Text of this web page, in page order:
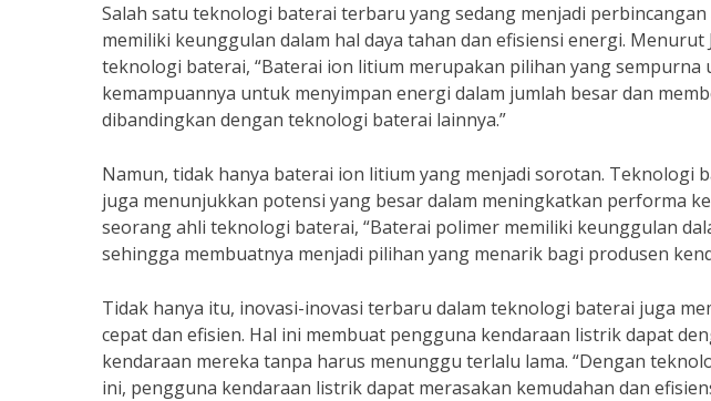
Salah satu teknologi baterai terbaru yang sedang menjadi
memiliki keunggulan dalam hal daya tahan dan efisiensi energi.
teknologi baterai, “Baterai ion litium merupakan pilihan yang
kemampuannya untuk menyimpan energi dalam jumlah besar dan
dibandingkan dengan teknologi baterai lainnya.”
Namun, tidak hanya baterai ion litium yang menjadi sorotan. Teknologi
juga menunjukkan potensi yang besar dalam meningkatkan performa
seorang ahli teknologi baterai, “Baterai polimer memiliki keunggulan
sehingga membuatnya menjadi pilihan yang menarik bagi produsen
Tidak hanya itu, inovasi-inovasi terbaru dalam teknologi baterai juga
cepat dan efisien. Hal ini membuat pengguna kendaraan listrik dapat
kendaraan mereka tanpa harus menunggu terlalu lama. “Dengan
ini, pengguna kendaraan listrik dapat merasakan kemudahan dan